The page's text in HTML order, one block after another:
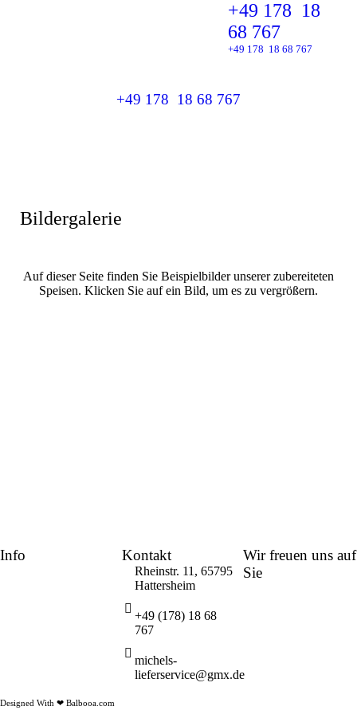
+49 178 18
68 767
+49 178 18 68 767
+49 178 18 68 767
Bildergalerie
Auf dieser Seite finden Sie Beispielbilder unserer zubereiteten
Speisen. Klicken Sie auf ein Bild, um es zu vergrößern.
Info Kontakt
Rheinstr. 11, 65795
Hattersheim
+49 (178) 18 68
767
michels-
lieferservice@gmx.de
Wir freuen uns auf
Sie
Designed With ❤ Balbooa.com